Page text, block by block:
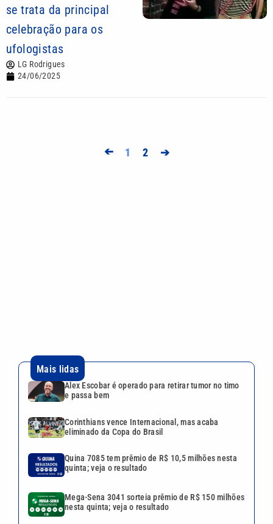
se trata da principal
celebração para os
ufologistas
LG Rodrigues
24/06/2025
➔ 1 2 ➔
nesta quinta; veja o resultado
Lei aprova punição a deepfakes e endurece
combate à violência sexual infantil na internet
Continua após a publicidade
CATEGORIAS
Cotidiano
NOS SIGA NAS